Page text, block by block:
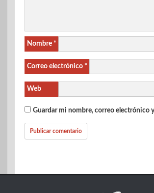
Nombre *
Correo electrónico *
Web
Guardar mi nombre, correo electrónico